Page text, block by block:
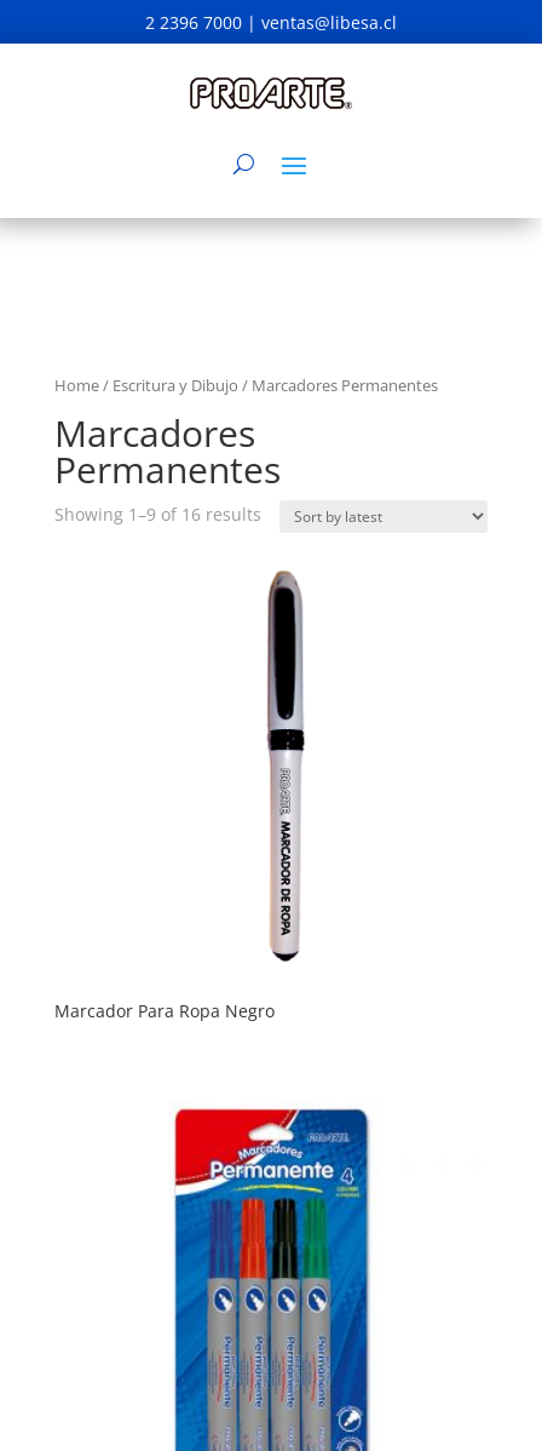
2 2396 7000 | ventas@libesa.cl
Home/ Escritura y Dibujo / Marcadores Permanentes
Marcadores
Permanentes
Showing 1–9 of 16 results
Marcador Para Ropa Negro